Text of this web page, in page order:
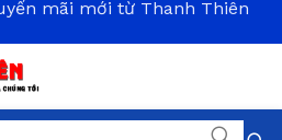
mãi mới từ Thanh Thiên